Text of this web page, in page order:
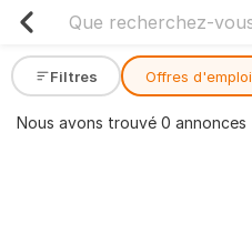
Filtres Offres d'emploi
Nous avons trouvé 0 annonces